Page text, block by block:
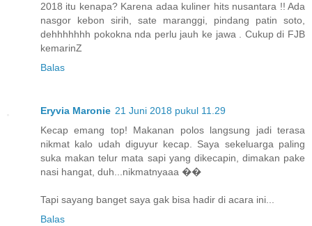
2018 itu kenapa? Karena adaa kuliner hits nusantara !! Ada
nasgor kebon sirih, sate maranggi, pindang patin soto,
dehhhhhhh pokokna nda perlu jauh ke jawa . Cukup di FJB
kemarinZ
Balas
Eryvia Maronie 21 Juni 2018 pukul 11.29
Kecap emang top! Makanan polos langsung jadi terasa
nikmat kalo udah diguyur kecap. Saya sekeluarga paling
suka makan telur mata sapi yang dikecapin, dimakan pake
nasi hangat, duh...nikmatnyaaa ��
Tapi sayang banget saya gak bisa hadir di acara ini...
Balas